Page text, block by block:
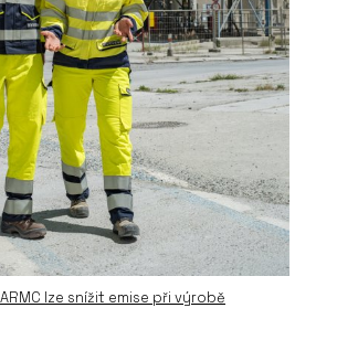
lze snížit emise při výrobě